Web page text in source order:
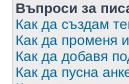
Въпроси за
Как да създам
Как да променя
Как да добавя
Как да пусна